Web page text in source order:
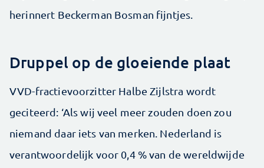
herinnert Beckerman Bosman fijntjes.
Druppel op de gloeiende plaat
VVD-fractievoorzitter Halbe Zijlstra wordt
geciteerd: ‘Als wij veel meer zouden doen zou
niemand daar iets van merken. Nederland is
verantwoordelijk voor 0,4 % van de wereldwijde